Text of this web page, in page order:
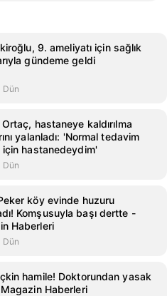
9. ameliyatı için sağlık
gündeme geldi
Dün
hastaneye kaldırılma
yalanladı: 'Normal tedavim
için hastanedeydim'
Dün
köy evinde huzuru
Komşusuyla başı dertte -
Haberleri
Dün
hamile! Doktorundan yasak
Haberleri